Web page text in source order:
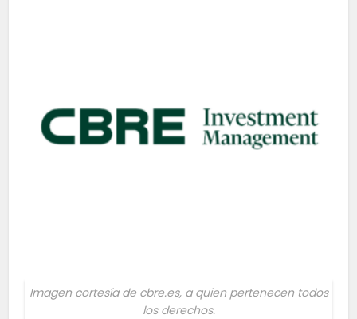
Imagen cortesía de cbre.es, a quien pertenecen todos
los derechos.